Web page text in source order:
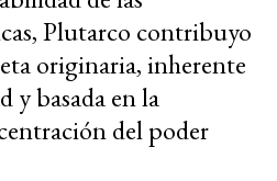
Plutarco contribuyo
originaria, inherente
y basada en la
del poder